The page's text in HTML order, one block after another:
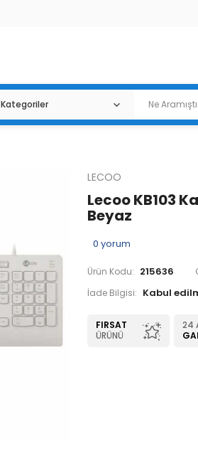
LECOO
Lecoo KB103
Beyaz
0 yorum
Ürün Kodu: 215636
İade Bilgisi:
FIRSAT
ÜRÜNÜ
24